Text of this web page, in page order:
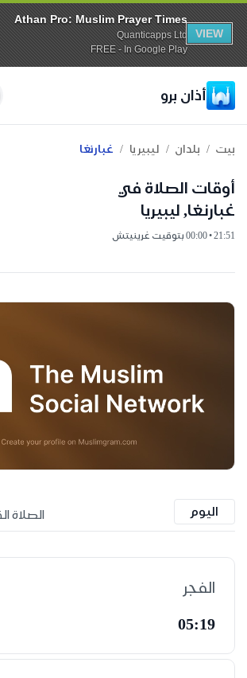
Athan Pro: Muslim Prayer Times
Quanticapps Ltd
FREE - In Google Play
VIEW
أذان برو
بيت / بلدان / ليبيريا / غبارنغا
أوقات الصلاة في
غبارنغا, ليبيريا
21:51 • 00:00 بتوقيت غرينيتش
اليوم الصلاة
الفجر
05:19